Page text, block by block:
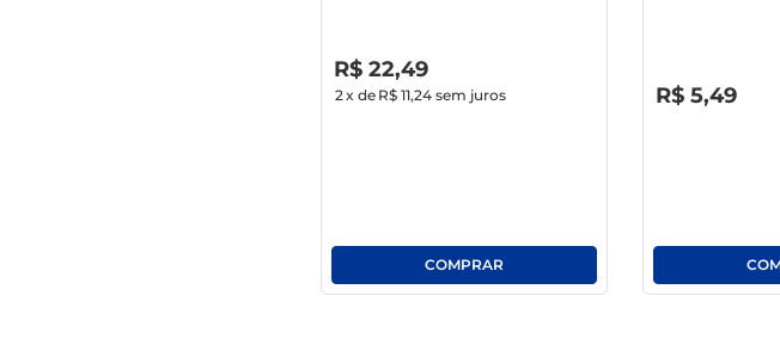
R$ 22,49
2 x de R$ 11,24sem juros R$ 5,49